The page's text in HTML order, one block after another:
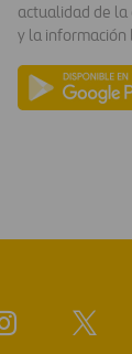
actualidad de
y la información